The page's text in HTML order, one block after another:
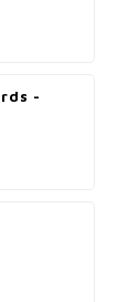
-